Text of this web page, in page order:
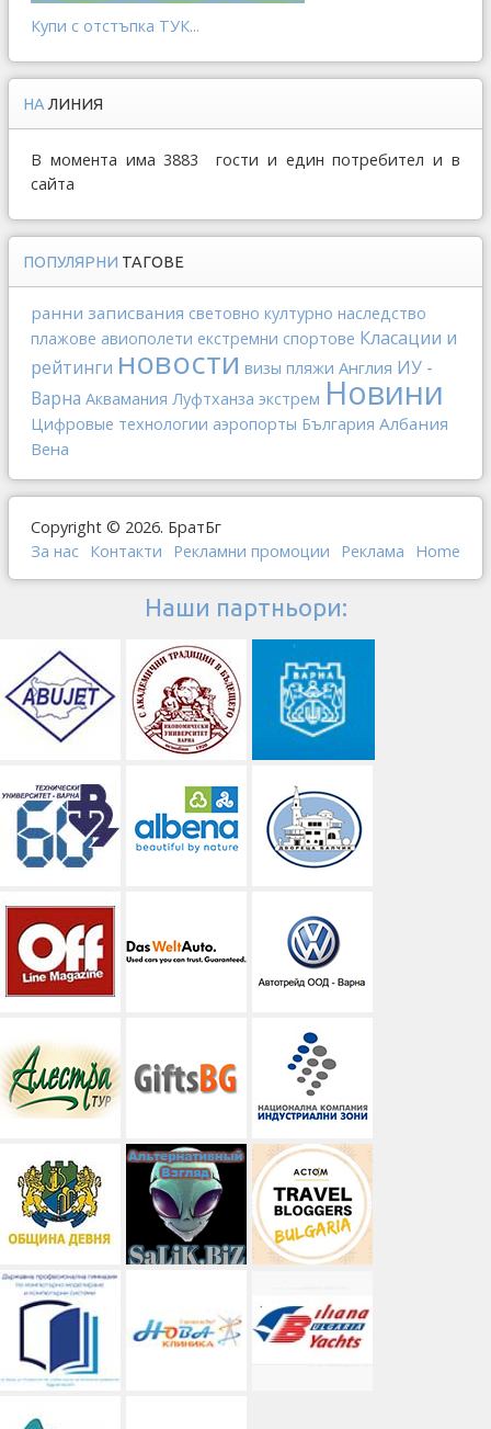
Купи с отстъпка ТУК...
НА ЛИНИЯ
В момента има 3883 гости и един потребител и в
сайта
ПОПУЛЯРНИ ТАГОВЕ
ранни записвания световно културно наследство
плажове авиополети екстремни спортове Класации и
рейтинги новости визы пляжи Англия ИУ -
Варна Аквамания Луфтханза экстрем Новини
Цифровые технологии аэропорты България Албания
Вена
Copyright © 2026. БратБг
За нас Контакти Рекламни промоции Реклама Home
Наши партньори: